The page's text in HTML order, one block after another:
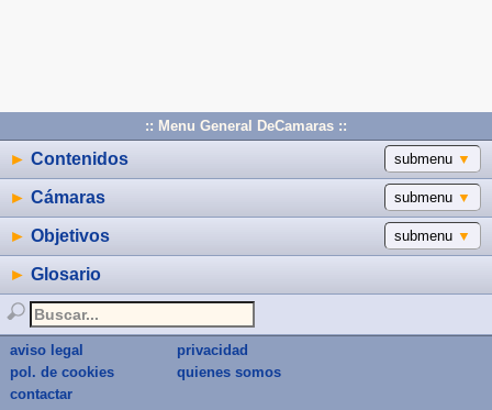
:: Menu General DeCamaras ::
submenu ▼
► Contenidos
submenu ▼
► Cámaras
submenu ▼
► Objetivos
► Glosario
aviso legal
privacidad
pol. de cookies
quienes somos
contactar